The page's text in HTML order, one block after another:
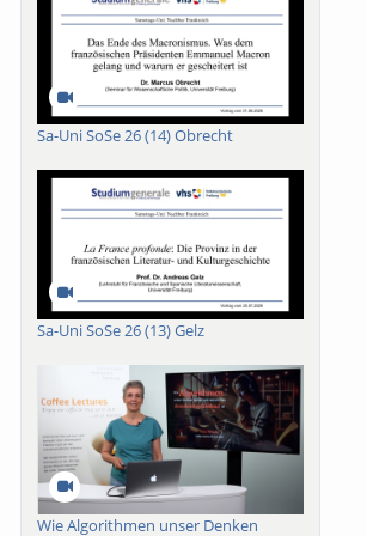
Sa-Uni SoSe 26 (14) Obrecht
Sa-Uni SoSe 26 (13) Gelz
Wie Algorithmen unser Denken